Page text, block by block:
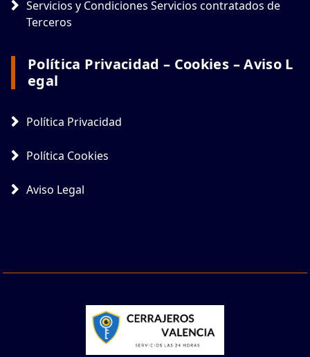
Servicios y Condiciones Servicios contratados de
Terceros
Política Privacidad – Cookies – Aviso L
Egal
Política Privacidad
Política Cookies
Aviso Legal